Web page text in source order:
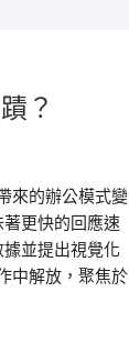
？
來的辦公模式變
更快的回應速
並提出視覺化
中解放，聚焦於